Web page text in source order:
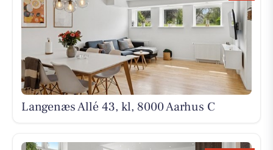
Langenæs Allé 43, kl, 8000 Aarhus C